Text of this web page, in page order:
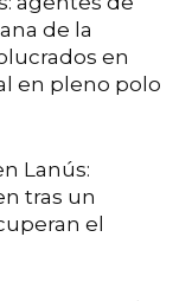
de la
en
en pleno polo
Lanús:
tras un
el